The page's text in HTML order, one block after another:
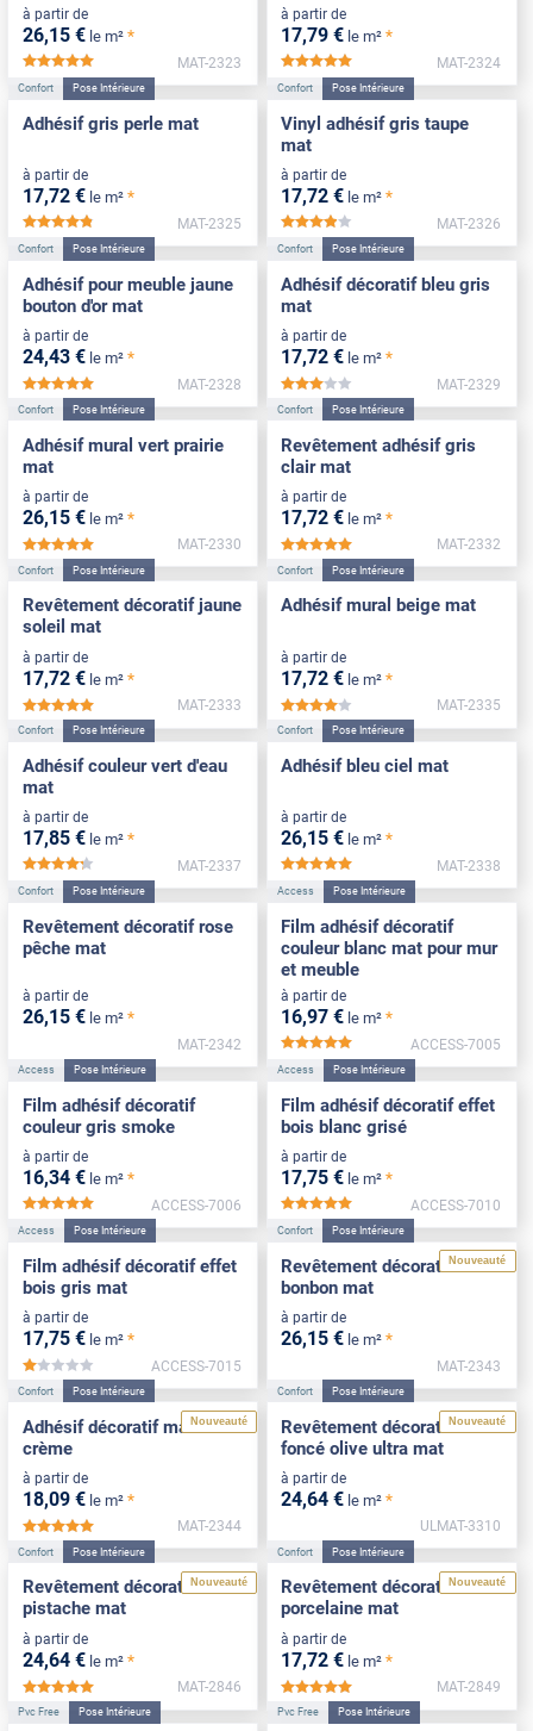
à partir de
26,15 € le m² *
MAT-2323
à partir de
17,79 € le m² *
MAT-2324
Confort Pose Intérieure
Adhésif gris perle mat
à partir de
17,72 € le m² *
*****
MAT-2325
Confort Pose Intérieure
Vinyl adhésif gris taupe
mat
à partir de
17,72 € le m² *
*****
MAT-2326
Confort Pose Intérieure
Adhésif pour meuble jaune
bouton d'or mat
à partir de
24,43 € le m² *
*****
MAT-2328
Confort Pose Intérieure
Adhésif décoratif bleu gris
mat
à partir de
17,72 € le m² *
*****
MAT-2329
Confort Pose Intérieure
Adhésif mural vert prairie
mat
à partir de
26,15 € le m² *
*****
MAT-2330
Confort Pose Intérieure
Revêtement adhésif gris
clair mat
à partir de
17,72 € le m² *
MAT-2332
Confort Pose Intérieure
Revêtement décoratif jaune
soleil mat
à partir de
17,72 € le m² *
*****
MAT-2333
Confort Pose Intérieure
Adhésif mural beige mat
à partir de
17,72 € le m² *
*****
MAT-2335
Confort Pose Intérieure
Adhésif couleur vert d'eau
mat
à partir de
17,85 € le m² *
*****
MAT-2337
Confort Pose Intérieure
Adhésif bleu ciel mat
à partir de
26,15 € le m² *
MAT-2338
Confort Pose Intérieure
Revêtement décoratif rose
pêche mat
à partir de
26,15 € le m² *
MAT-2342
Access Pose Intérieure
Film adhésif décoratif
couleur blanc mat pour mur
et meuble
à partir de
16,97 € le m² *
ACCESS-7005
Access Pose Intérieure
Film adhésif décoratif
couleur gris smoke
à partir de
16,34 € le m² *
*****
ACCESS-7006
Access Pose Intérieure
Film adhésif décoratif effet
bois blanc grisé
à partir de
17,75 € le m² *
ACCESS-7010
Access Pose Intérieure
Film adhésif décoratif effet
bois gris mat
à partir de
17,75 € le m² *
*****
ACCESS-7015
Nouveauté
Confort Pose Intérieure
Revêtement décoratif rose
bonbon mat
à partir de
26,15 € le m² *
MAT-2343
Nouveauté
Confort Pose Intérieure
Adhésif décoratif mat blanc
crème
à partir de
18,09 € le m² *
*****
MAT-2344
Nouveauté
Confort Pose Intérieure
Revêtement décoratif vert
foncé olive ultra mat
à partir de
24,64 € le m² *
ULMAT-3310
Nouveauté
Confort Pose Intérieure
Revêtement décoratif vert
pistache mat
à partir de
24,64 € le m² *
*****
MAT-2846
Nouveauté
Confort Pose Intérieure
Revêtement décoratif
porcelaine mat
à partir de
17,72 € le m² *
MAT-2849
Pvc Free Pose Intérieure Pvc Free Pose Intérieure